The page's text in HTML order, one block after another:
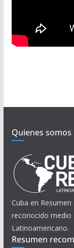
Quienes somos
Cuba en
reconocido medio
Latinoamericano.
Resumen